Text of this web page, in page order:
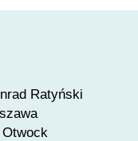
Ratyński
Otwock